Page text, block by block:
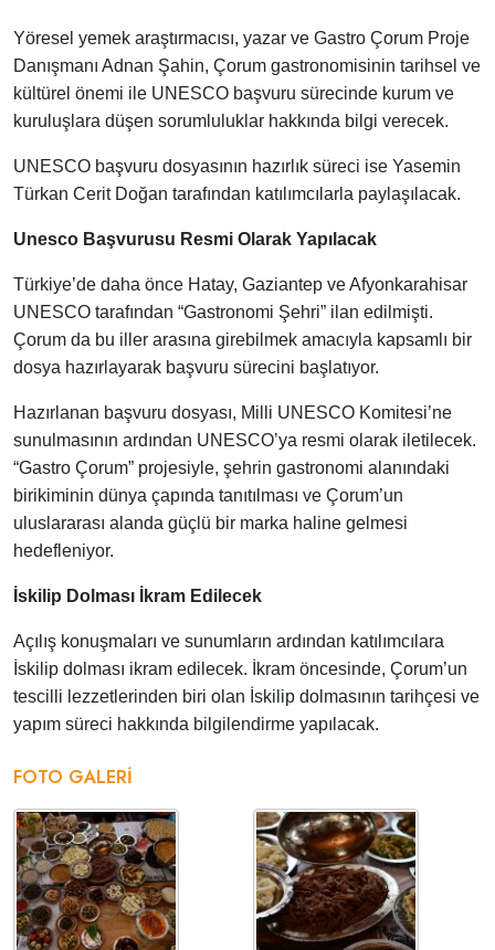
Yöresel yemek araştırmacısı, yazar ve Gastro Çorum Proje
Danışmanı Adnan Şahin, Çorum gastronomisinin tarihsel ve
kültürel önemi ile UNESCO başvuru sürecinde kurum ve
kuruluşlara düşen sorumluluklar hakkında bilgi verecek.
UNESCO başvuru dosyasının hazırlık süreci ise Yasemin
Türkan Cerit Doğan tarafından katılımcılarla paylaşılacak.
Unesco Başvurusu Resmi Olarak Yapılacak
Türkiye’de daha önce Hatay, Gaziantep ve Afyonkarahisar
UNESCO tarafından “Gastronomi Şehri” ilan edilmişti.
Çorum da bu iller arasına girebilmek amacıyla kapsamlı bir
dosya hazırlayarak başvuru sürecini başlatıyor.
Hazırlanan başvuru dosyası, Milli UNESCO Komitesi’ne
sunulmasının ardından UNESCO’ya resmi olarak iletilecek.
“Gastro Çorum” projesiyle, şehrin gastronomi alanındaki
birikiminin dünya çapında tanıtılması ve Çorum’un
uluslararası alanda güçlü bir marka haline gelmesi
hedefleniyor.
İskilip Dolması İkram Edilecek
Açılış konuşmaları ve sunumların ardından katılımcılara
İskilip dolması ikram edilecek. İkram öncesinde, Çorum’un
tescilli lezzetlerinden biri olan İskilip dolmasının tarihçesi ve
yapım süreci hakkında bilgilendirme yapılacak.
FOTO GALERI